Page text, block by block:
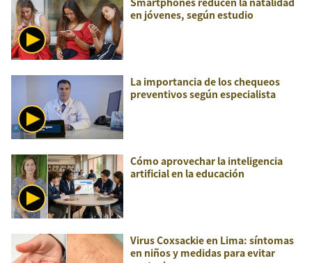
en jóvenes, según estudio
La importancia de los chequeos
preventivos según especialista
Cómo aprovechar la inteligencia
artificial en la educación
Virus Coxsackie en Lima: síntomas
en niños y medidas para evitar